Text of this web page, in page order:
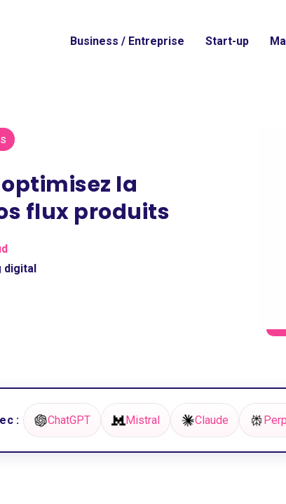
Business / Entreprise Start-up
la
flux produits
digital
: ChatGPT Mistral Claude